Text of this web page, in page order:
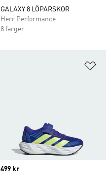
GALAXY 8 LÖPARSKOR
Herr Performance
8 färger
Price
499 kr